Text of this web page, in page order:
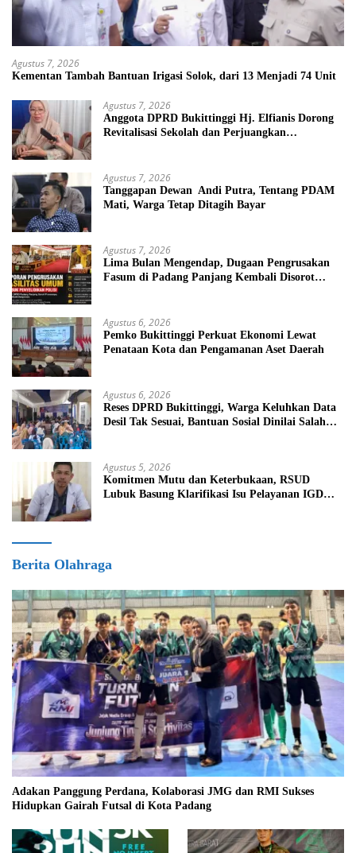
Agustus 7, 2026
Kementan Tambah Bantuan Irigasi Solok, dari 13 Menjadi 74 Unit
Agustus 7, 2026
Anggota DPRD Bukittinggi Hj. Elfianis Dorong
Revitalisasi Sekolah dan Perjuangkan
Agustus 7, 2026
Tanggapan Dewan Andi Putra, Tentang PDAM
Mati, Warga Tetap Ditagih Bayar
Agustus 7, 2026
Lima Bulan Mengendap, Dugaan Pengrusakan
Fasum di Padang Panjang Kembali Disorot
Agustus 6, 2026
Pemko Bukittinggi Perkuat Ekonomi Lewat
Penataan Kota dan Pengamanan Aset Daerah
Agustus 6, 2026
Reses DPRD Bukittinggi, Warga Keluhkan Data
Desil Tak Sesuai, Bantuan Sosial Dinilai Salah
Agustus 5, 2026
Komitmen Mutu dan Keterbukaan, RSUD
Lubuk Basung Klarifikasi Isu Pelayanan IGD
Berita Olahraga
Adakan Panggung Perdana, Kolaborasi JMG dan RMI Sukses
Hidupkan Gairah Futsal di Kota Padang